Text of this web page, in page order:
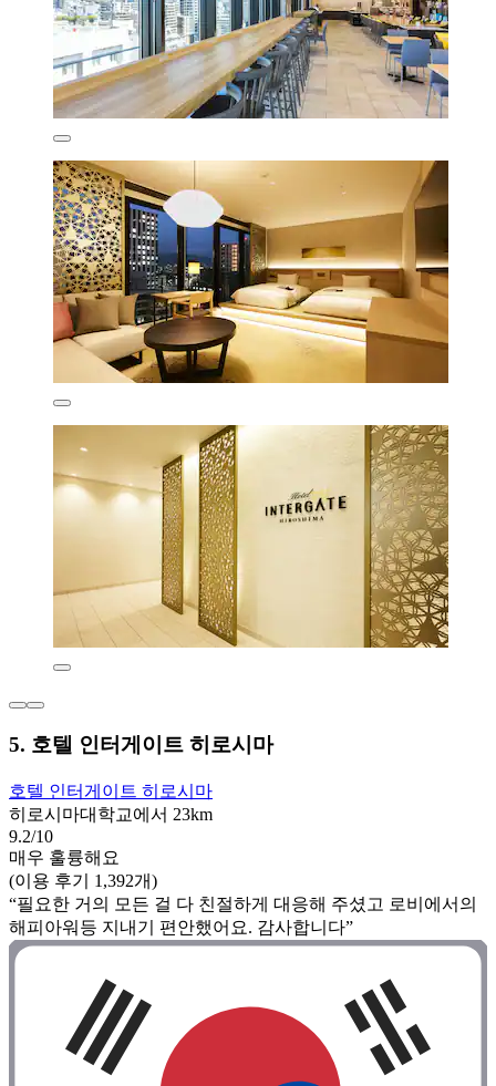
5. 호텔 인터게이트 히로시마
호텔 인터게이트 히로시마
히로시마대학교에서 23km
9.2/10
매우 훌륭해요
(이용 후기 1,392개)
“필요한 거의 모든 걸 다 친절하게 대응해 주셨고 로비에서의
해피아워등 지내기 편안했어요. 감사합니다”